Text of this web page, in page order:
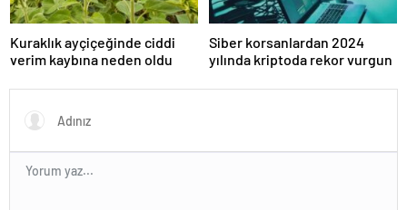
Kuraklık ayçiçeğinde ciddi
verim kaybına neden oldu
Siber korsanlardan 2024
yılında kriptoda rekor vurgun